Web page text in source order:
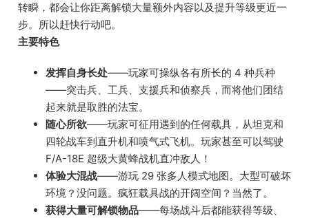
转瞬，都会让你距离解锁大量额外内容以及提升等级更近一
步。所以赶快行动吧。
主要特色
发挥自身长处——玩家可操纵各有所长的 4 种兵种
——突击兵、工兵、支援兵和侦察兵，而将他们团结
起来就是取胜的法宝。
随心所欲——玩家可征用遇到的任何载具，从坦克和
四轮战车到直升机和喷气式飞机。玩家甚至可以驾驶
F/A-18E 超级大黄蜂战机直冲敌人！
体验大混战——游玩 29 张多人模式地图。大型可破坏
环境？没问题。疯狂载具战的开阔空间？当然了。
获得大量可解锁物品——每场战斗后都能获得等级、